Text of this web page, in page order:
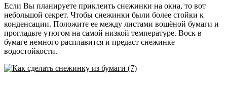
Если Вы планируете приклеить снежинки на окна, то вот
небольшой секрет. Чтобы снежинки были более стойки к
конденсации. Положите ее между листами вощёной бумаги и
прогладьте утюгом на самой низкой температуре. Воск в
бумаге немного расплавится и предаст снежинке
водостойкости.